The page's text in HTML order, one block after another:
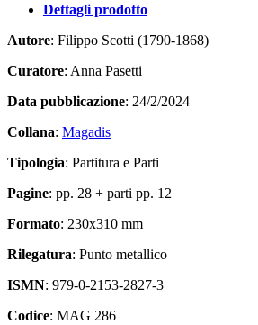
Dettagli prodotto
Autore: Filippo Scotti (1790-1868)
Curatore: Anna Pasetti
Data pubblicazione: 24/2/2024
Collana: Magadis
Tipologia: Partitura e Parti
Pagine: pp. 28 + parti pp. 12
Formato: 230x310 mm
Rilegatura: Punto metallico
ISMN: 979-0-2153-2827-3
Codice: MAG 286